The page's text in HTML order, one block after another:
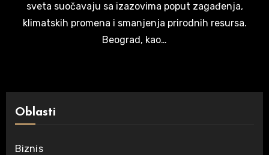
sveta suočavaju sa izazovima poput zagađenja,
klimatskih promena i smanjenja prirodnih resursa.
Beograd, kao…
Oblasti
Biznis